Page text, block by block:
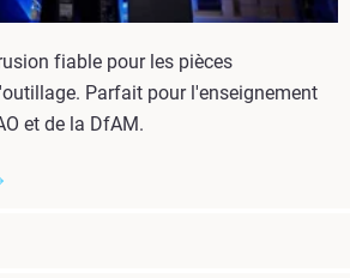
fiable pour les pièces
Parfait pour l'enseignement
et de la DfAM.